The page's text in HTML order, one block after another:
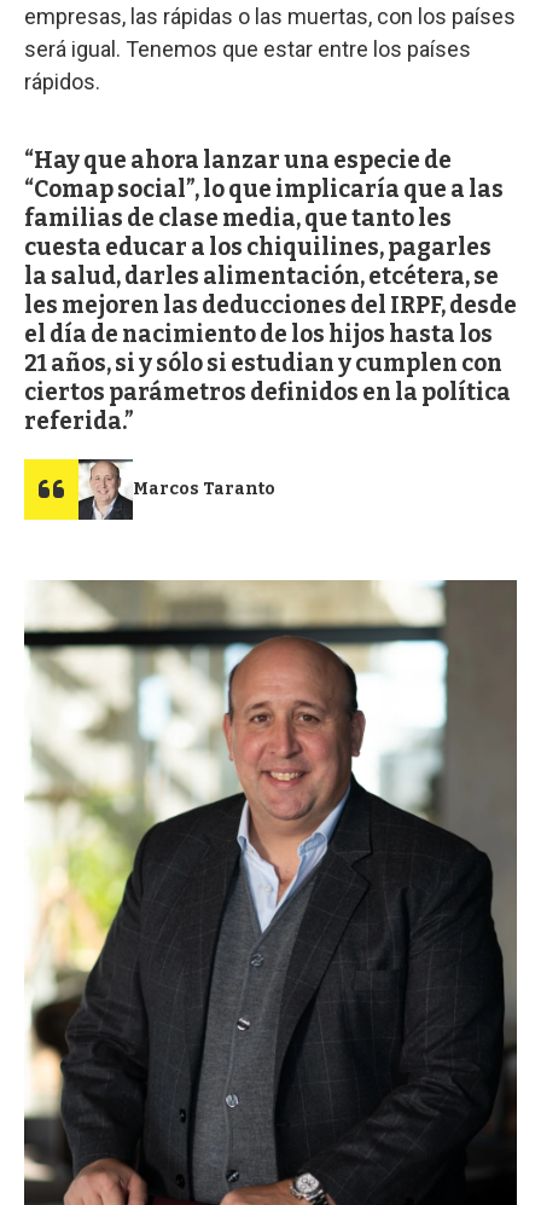
empresas, las rápidas o las muertas, con los países
será igual. Tenemos que estar entre los países
rápidos.
Hay que ahora lanzar una especie de
“Comap social”, lo que implicaría que a las
familias de clase media, que tanto les
cuesta educar a los chiquilines, pagarles
la salud, darles alimentación, etcétera, se
les mejoren las deducciones del IRPF, desde
el día de nacimiento de los hijos hasta los
21 años, si y sólo si estudian y cumplen con
ciertos parámetros definidos en la política
referida.
Marcos Taranto